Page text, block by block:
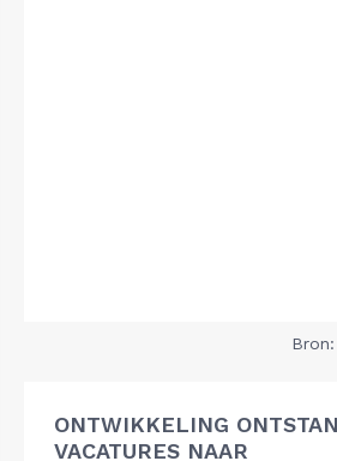
Bron:
ONTWIKKELING
VACATURES NAAR